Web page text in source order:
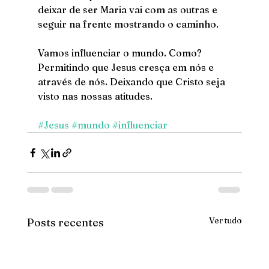
deixar de ser Maria vai com as outras e
seguir na frente mostrando o caminho.
Vamos influenciar o mundo. Como?
Permitindo que Jesus cresça em nós e
através de nós. Deixando que Cristo seja
visto nas nossas atitudes.
#Jesus #mundo #influenciar
Posts recentes Ver tudo